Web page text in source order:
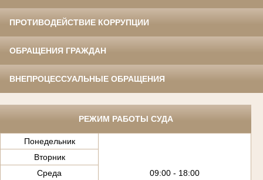
ПРОТИВОДЕЙСТВИЕ КОРРУПЦИИ
ОБРАЩЕНИЯ ГРАЖДАН
ВНЕПРОЦЕССУАЛЬНЫЕ ОБРАЩЕНИЯ
РЕЖИМ РАБОТЫ СУДА
Понедельник
09:00 - 18:00
Вторник
Среда